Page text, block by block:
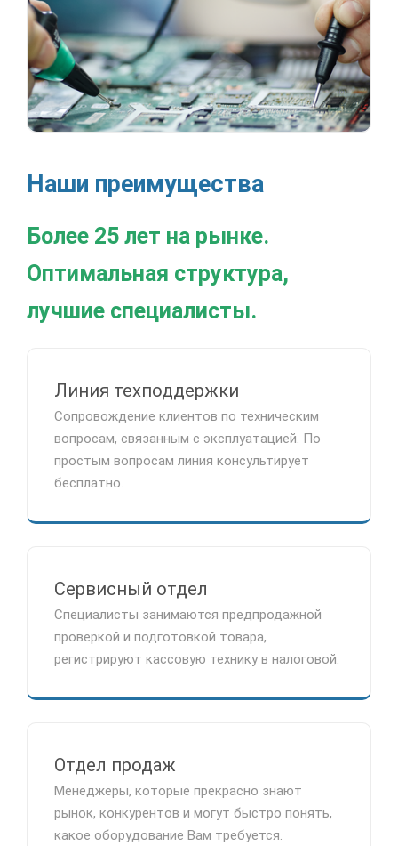
Наши преимущества
Более 25 лет на рынке.
Оптимальная структура,
лучшие специалисты.
Линия техподдержки
Сопровождение клиентов по техническим
вопросам, связанным с эксплуатацией. По
простым вопросам линия консультирует
бесплатно.
Сервисный отдел
Специалисты занимаются предпродажной
проверкой и подготовкой товара,
регистрируют кассовую технику в налоговой.
Отдел продаж
Менеджеры, которые прекрасно знают
рынок, конкурентов и могут быстро понять,
какое оборудование Вам требуется.